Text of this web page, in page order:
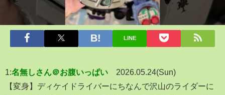
LINE
1:名無しさん＠お腹いっぱい
2026.05.24(Sun)
【変身】ディケイドライバーにちなんで沢山のライダーに